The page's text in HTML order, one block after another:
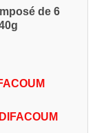
de 6